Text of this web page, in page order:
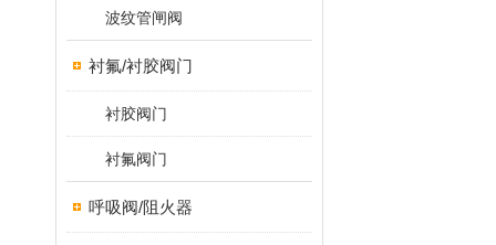
波纹管闸阀
衬氟/衬胶阀门
衬胶阀门
衬氟阀门
呼吸阀/阻火器